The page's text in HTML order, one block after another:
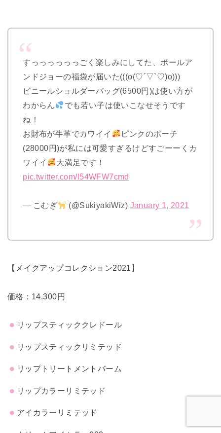
すっっっっっっごく楽しみにしてた、ポールア
ンドジョーの福袋が届いた(((o(♡´▽`♡)o)))
ビニールショルダーバッグ(6500円)は使い方が
わからん
でも若い子は使いこなせそうです
ね！
お財布が牛革でカワイイ
ピンクのポーチ
(28000円)が私には可愛すぎるけどすごーーくカ
ワイイ
大満足です！
pic.twitter.com/l54WFW7cmd
— こむぎ (@SukiyakiWiz) January 1, 2021
【メイクアップコレクション2021】
価格：14.300円
リップスティッククレドール
リップスティックリミテッド
リップトリートメントバーム
リップカラーリミテッド
アイカラーリミテッド